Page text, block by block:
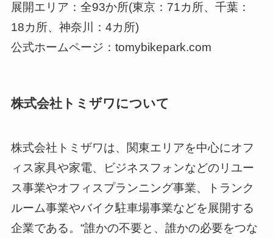
展開エリア：全93か所(東京：71カ所、千葉：
18カ所、神奈川：4カ所)
公式ホームページ：tomybikepark.com
株式会社トミザワについて
株式会社トミザワは、関東エリアを中心にオフ
ィス家具や家電、ビジネスフォンなどのリユー
ス事業やオフィスプランニング事業、トランク
ルーム事業やバイク駐車場事業などを展開する
企業である。“誰かの不要と、誰かの必要をつな